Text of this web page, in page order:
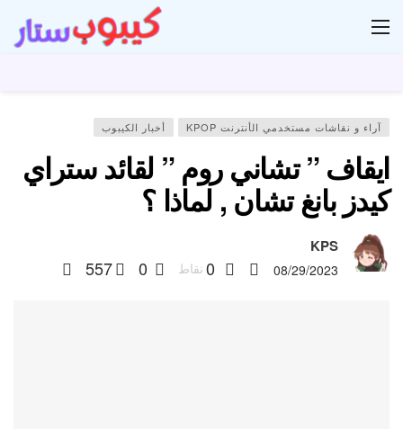
آراء و نقاشات مستخدمي الأنترنت KPOP أخبار الكيبوب
ايقاف ” تشاني روم ” لقائد ستراي
كيدز بانغ تشان , لماذا ؟
KPS
08/29/2023
0 نقاط 0
557